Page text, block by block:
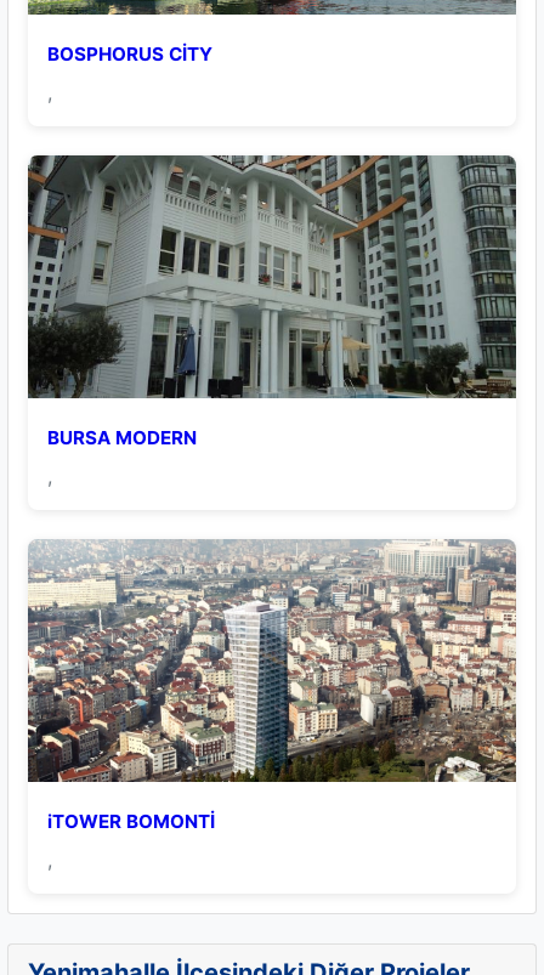
BOSPHORUS CİTY
,
BURSA MODERN
,
iTOWER BOMONTİ
,